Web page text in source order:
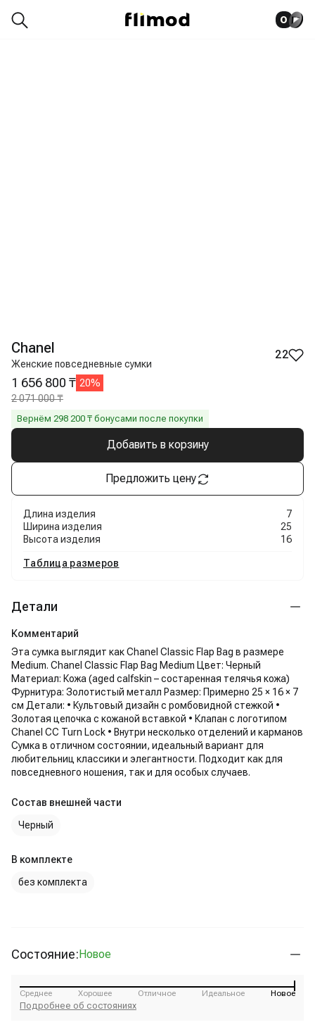
0
Chanel
Женские повседневные сумки
22
1 656 800 ₸ 20%
2 071 000 ₸
Вернём 298 200 ₸ бонусами после покупки
Добавить в корзину
Предложить цену
Длина изделия
7
Ширина изделия
25
Высота изделия
16
Таблица размеров
Детали
Комментарий
Эта сумка выглядит как Chanel Classic Flap Bag в размере
Medium. Chanel Classic Flap Bag Medium Цвет: Черный
Материал: Кожа (aged calfskin – состаренная телячья кожа)
Фурнитура: Золотистый металл Размер: Примерно 25 × 16 × 7
см Детали: • Культовый дизайн с ромбовидной стежкой •
Золотая цепочка с кожаной вставкой • Клапан с логотипом
Chanel CC Turn Lock • Внутри несколько отделений и карманов
Сумка в отличном состоянии, идеальный вариант для
любительниц классики и элегантности. Подходит как для
повседневного ношения, так и для особых случаев.
Состав внешней части
Черный
В комплекте
без комплекта
Состояние:Новое
Среднее Хорошее Отличное Идеальное Новое
Подробнее об состояниях